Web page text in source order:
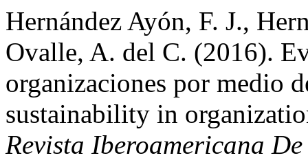
Hernández Ayón, F. J.,
Ovalle, A. del C. (2016).
organizaciones por medio
sustainability in
Revista Iberoamericana